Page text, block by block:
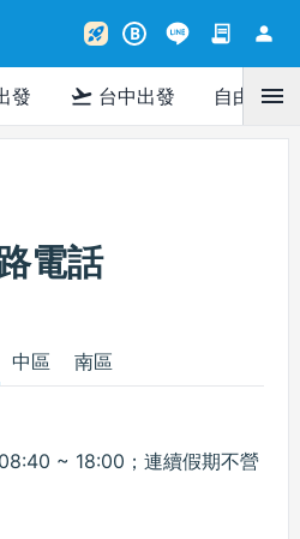
rocket_launch B contract person
發 flight_takeoff 台中出發 自由行menu
電話
中區 南區
~ 18:00；連續假期不營